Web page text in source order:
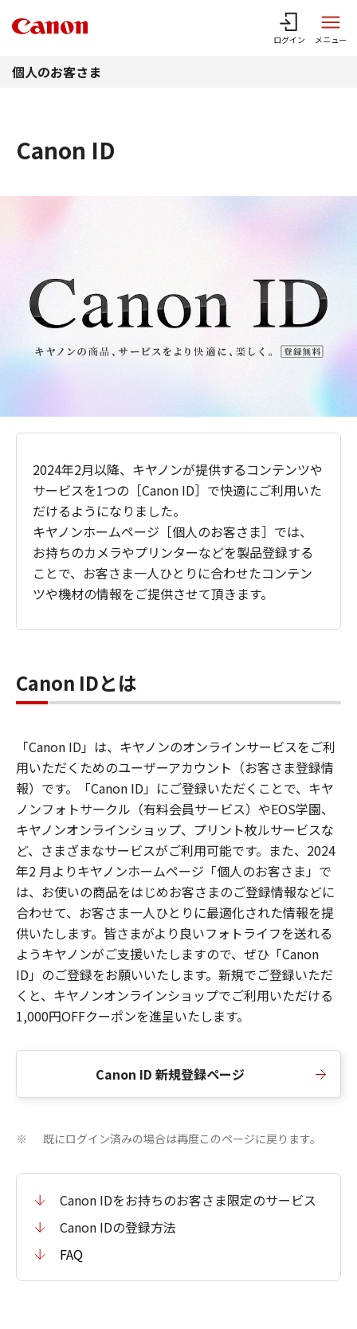
ログイン メニュー
個人のお客さま
Canon ID
2024年2月以降、キヤノンが提供するコンテンツや
サービスを1つの［Canon ID］で快適にご利用いた
だけるようになりました。
キヤノンホームページ［個人のお客さま］では、
お持ちのカメラやプリンターなどを製品登録する
ことで、お客さま一人ひとりに合わせたコンテン
ツや機材の情報をご提供させて頂きます。
Canon IDとは
「Canon ID」は、キヤノンのオンラインサービスをご利
用いただくためのユーザーアカウント（お客さま登録情
報）です。「Canon ID」にご登録いただくことで、キヤ
ノンフォトサークル（有料会員サービス）やEOS学園、
キヤノンオンラインショップ、プリント枚ルサービスな
ど、さまざまなサービスがご利用可能です。また、2024
年2 月よりキヤノンホームページ「個人のお客さま」で
は、お使いの商品をはじめお客さまのご登録情報などに
合わせて、お客さま一人ひとりに最適化された情報を提
供いたします。皆さまがより良いフォトライフを送れる
ようキヤノンがご支援いたしますので、ぜひ「Canon
ID」のご登録をお願いいたします。新規でご登録いただ
くと、キヤノンオンラインショップでご利用いただける
1,000円OFFクーポンを進呈いたします。
Canon ID 新規登録ページ
※ 既にログイン済みの場合は再度このページに戻ります。
Canon IDをお持ちのお客さま限定のサービス
Canon IDの登録方法
FAQ